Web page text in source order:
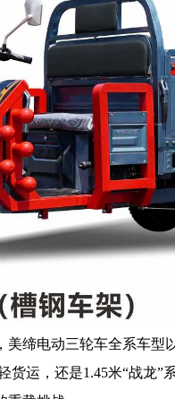
缔电动三轮车全系车
货运，还是1.45米“战龙